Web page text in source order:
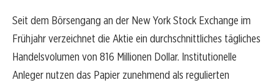
Seit dem Börsengang an der New York Stock Exchange im
Frühjahr verzeichnet die Aktie ein durchschnittliches tägliches
Handelsvolumen von 816 Millionen Dollar. Institutionelle
Anleger nutzen das Papier zunehmend als regulierten